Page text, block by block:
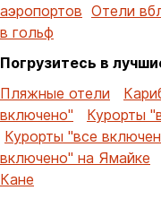
аэропортов Отели
в гольф
Погрузитесь в
Пляжные отели
включено"
Курорты
Курорты "все
включено" на Ямайке
Кане